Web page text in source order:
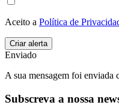
Aceito a Política de
Enviado
A sua mensagem foi enviada
Subscreva a nossa